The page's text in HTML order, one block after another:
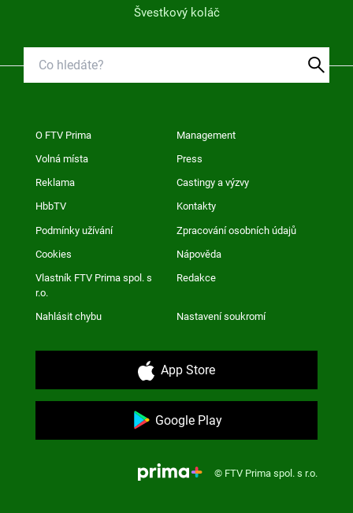
Švestkový koláč
O FTV Prima Management
Volná místa Press
Reklama Castingy a výzvy
HbbTV Kontakty
Podmínky užívání Zpracování osobních údajů
Cookies Nápověda
Vlastník FTV Prima spol. s
r.o.
Redakce
Nahlásit chybu Nastavení soukromí
App Store
Google Play
© FTV Prima spol. s r.o.